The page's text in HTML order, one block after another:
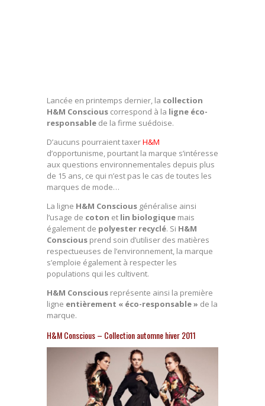
Lancée en printemps dernier, la collection
H&M Conscious correspond à la ligne éco-
responsable de la firme suédoise.
D’aucuns pourraient taxerH&M
d’opportunisme, pourtant la marque s’intéresse
aux questions environnementales depuis plus
de 15 ans, ce qui n’est pas le cas de toutes les
marques de mode…
La ligne H&M Conscious généralise ainsi
l’usage de coton et lin biologique mais
également de polyester recyclé. Si H&M
Conscious prend soin d’utiliser des matières
respectueuses de l’environnement, la marque
s’emploie également à respecter les
populations qui les cultivent.
H&M Conscious représente ainsi la première
ligne entièrement « éco-responsable » de la
marque.
H&M Conscious – Collection automne hiver 2011